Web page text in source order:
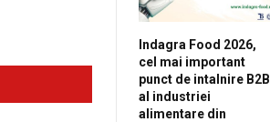
Indagra Food 2026,
cel mai important
punct de intalnire B2B
al industriei
alimentare din